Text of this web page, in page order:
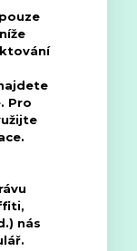
Pro
nás